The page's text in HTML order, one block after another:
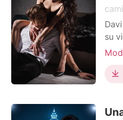
su
mayor
lo
dejado.